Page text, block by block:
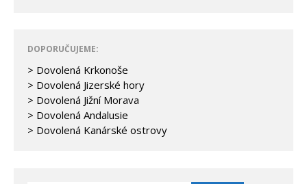
DOPORUČUJEME:
> Dovolená Krkonoše
> Dovolená Jizerské hory
> Dovolená Jižní Morava
> Dovolená Andalusie
> Dovolená Kanárské ostrovy